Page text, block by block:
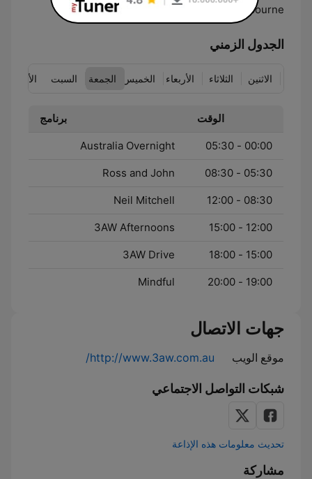
Melbourne:
الجدول الزمني
الاثنين الثلاثاء الأربعاء الخميس الجمعة السبت الأحد
الوقت برنامج
00:00 - 05:30
Australia Overnight
05:30 - 08:30
Ross and John
08:30 - 12:00
Neil Mitchell
12:00 - 15:00
3AW Afternoons
15:00 - 18:00
3AW Drive
19:00 - 20:00
Mindful
جهات الاتصال
موقع الويب http://www.3aw.com.au/
شبكات التواصل الاجتماعي
تحديث معلومات هذه الإذاعة
مشاركة